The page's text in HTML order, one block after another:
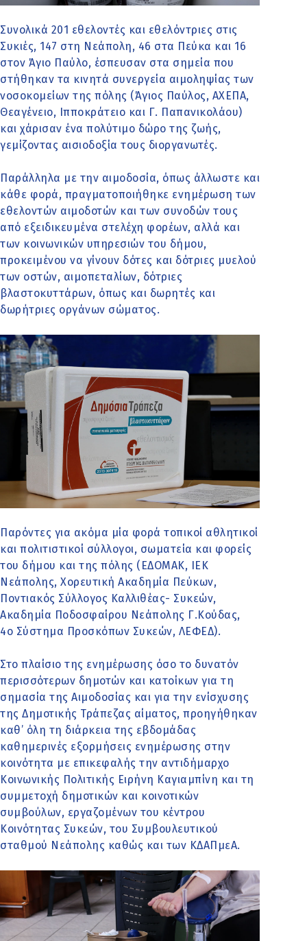
Συνολικά 201 εθελοντές και εθελόντριες στις
Συκιές, 147 στη Νεάπολη, 46 στα Πεύκα και 16
στον Άγιο Παύλο, έσπευσαν στα σημεία που
στήθηκαν τα κινητά συνεργεία αιμοληψίας των
νοσοκομείων της πόλης (Άγιος Παύλος, ΑΧΕΠΑ,
Θεαγένειο, Ιπποκράτειο και Γ. Παπανικολάου)
και χάρισαν ένα πολύτιμο δώρο της ζωής,
γεμίζοντας αισιοδοξία τους διοργανωτές.
Παράλληλα με την αιμοδοσία, όπως άλλωστε και
κάθε φορά, πραγματοποιήθηκε ενημέρωση των
εθελοντών αιμοδοτών και των συνοδών τους
από εξειδικευμένα στελέχη φορέων, αλλά και
των κοινωνικών υπηρεσιών του δήμου,
προκειμένου να γίνουν δότες και δότριες μυελού
των οστών, αιμοπεταλίων, δότριες
βλαστοκυττάρων, όπως και δωρητές και
δωρήτριες οργάνων σώματος.
Παρόντες για ακόμα μία φορά τοπικοί αθλητικοί
και πολιτιστικοί σύλλογοι, σωματεία και φορείς
του δήμου και της πόλης (ΕΔΟΜΑΚ, ΙΕΚ
Νεάπολης, Χορευτική Ακαδημία Πεύκων,
Ποντιακός Σύλλογος Καλλιθέας- Συκεών,
Ακαδημία Ποδοσφαίρου Νεάπολης Γ.Κούδας,
4o Σύστημα Προσκόπων Συκεών, ΛΕΦΕΔ).
Στο πλαίσιο της ενημέρωσης όσο το δυνατόν
περισσότερων δημοτών και κατοίκων για τη
σημασία της Αιμοδοσίας και για την ενίσχυσης
της Δημοτικής Τράπεζας αίματος, προηγήθηκαν
καθ’ όλη τη διάρκεια της εβδομάδας
καθημερινές εξορμήσεις ενημέρωσης στην
κοινότητα με επικεφαλής την αντιδήμαρχο
Κοινωνικής Πολιτικής Ειρήνη Καγιαμπίνη και τη
συμμετοχή δημοτικών και κοινοτικών
συμβούλων, εργαζομένων του κέντρου
Κοινότητας Συκεών, του Συμβουλευτικού
σταθμού Νεάπολης καθώς και των ΚΔΑΠμεΑ.